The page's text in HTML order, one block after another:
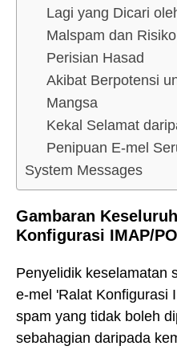
Lagi yang Dicari
Malspam dan
Perisian Hasad
Akibat Berpotensi
Mangsa
Kekal Selamat
Penipuan E-mel
System Messages
Gambaran
Konfigurasi IMAP/
Penyelidik keselamatan
e-mel 'Ralat Konfigurasi
spam yang tidak boleh
sebahagian daripada